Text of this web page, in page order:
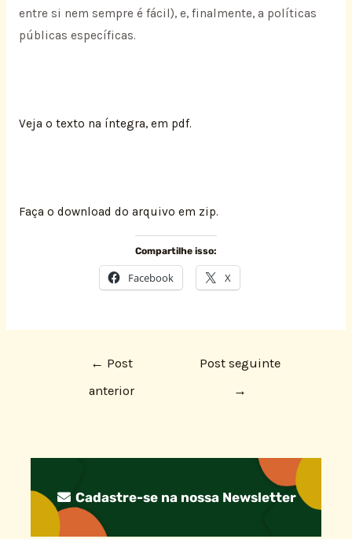
entre si nem sempre é fácil), e, finalmente, a políticas
públicas específicas.
Veja o texto na íntegra, em pdf.
Faça o download do arquivo em zip.
Compartilhe isso:
Facebook X
← Post
anterior
Post seguinte
→
Cadastre-se na nossa Newsletter